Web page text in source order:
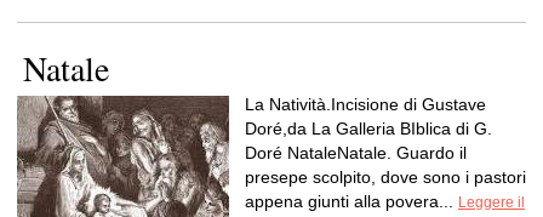
Natale
La Natività.Incisione di Gustave
Doré,da La Galleria BIblica di G.
Doré NataleNatale. Guardo il
presepe scolpito, dove sono i pastori
appena giunti alla povera...
Leggere il